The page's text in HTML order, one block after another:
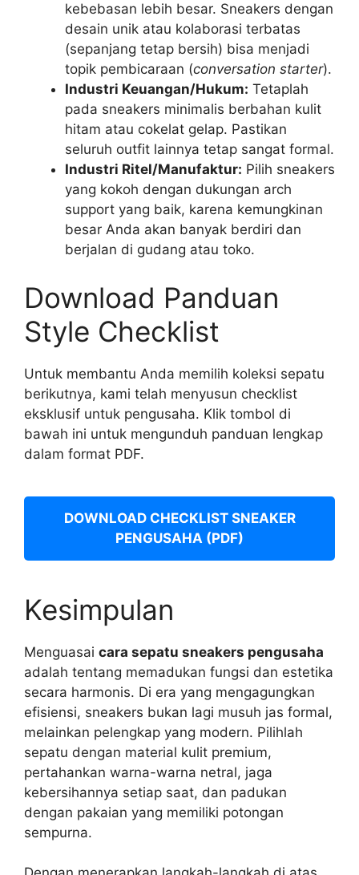
kebebasan lebih besar. Sneakers dengan
desain unik atau kolaborasi terbatas
(sepanjang tetap bersih) bisa menjadi
topik pembicaraan (conversation starter).
Industri Keuangan/Hukum: Tetaplah
pada sneakers minimalis berbahan kulit
hitam atau cokelat gelap. Pastikan
seluruh outfit lainnya tetap sangat formal.
Industri Ritel/Manufaktur: Pilih sneakers
yang kokoh dengan dukungan arch
support yang baik, karena kemungkinan
besar Anda akan banyak berdiri dan
berjalan di gudang atau toko.
Download Panduan
Style Checklist
Untuk membantu Anda memilih koleksi sepatu
berikutnya, kami telah menyusun checklist
eksklusif untuk pengusaha. Klik tombol di
bawah ini untuk mengunduh panduan lengkap
dalam format PDF.
DOWNLOAD CHECKLIST SNEAKER
PENGUSAHA (PDF)
Kesimpulan
Menguasai cara sepatu sneakers pengusaha
adalah tentang memadukan fungsi dan estetika
secara harmonis. Di era yang mengagungkan
efisiensi, sneakers bukan lagi musuh jas formal,
melainkan pelengkap yang modern. Pilihlah
sepatu dengan material kulit premium,
pertahankan warna-warna netral, jaga
kebersihannya setiap saat, dan padukan
dengan pakaian yang memiliki potongan
sempurna.